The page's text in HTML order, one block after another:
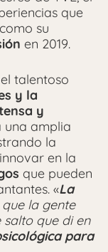
que
su
en 2019.
talentoso
y la
y
una amplia
la
en la
que pueden
«La
la gente
salto que di en
para